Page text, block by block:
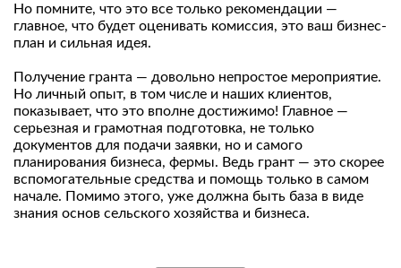
Но помните, что это все только рекомендации —
главное, что будет оценивать комиссия, это ваш бизнес-
план и сильная идея.
Получение гранта — довольно непростое мероприятие.
Но личный опыт, в том числе и наших клиентов,
показывает, что это вполне достижимо! Главное —
серьезная и грамотная подготовка, не только
документов для подачи заявки, но и самого
планирования бизнеса, фермы. Ведь грант — это скорее
вспомогательные средства и помощь только в самом
начале. Помимо этого, уже должна быть база в виде
знания основ сельского хозяйства и бизнеса.